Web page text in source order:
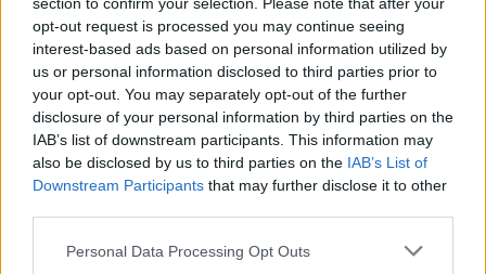
opt-out request is processed you may continue seeing
interest-based ads based on personal information utilized by
us or personal information disclosed to third parties prior to
your opt-out. You may separately opt-out of the further
disclosure of your personal information by third parties on the
IAB’s list of downstream participants. This information may
also be disclosed by us to third parties on the IAB’s List of
Downstream Participants that may further disclose it to other
Please note that this website/app uses one or more Google
Personal Data Processing Opt Outs
Ieri sera, un giornalista ha cercato di chiedere al Presidente
Trump la sua opinione sulla sconfitta di Orbán e sulla forte
affermazione di Magyar. Tuttavia, il Presidente ha fatto finta
di non sentire la domanda, anche se è stata ripetuta più volte.
Ha continuato a salutare i giornalisti in attesa sul prato della
Casa Bianca, ma si è rifiutato di dire qualcosa.
Guardi il video completo qui sotto: